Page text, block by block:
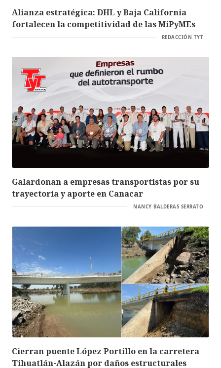
Alianza estratégica: DHL y Baja California
fortalecen la competitividad de las MiPyMEs
REDACCIÓN TYT
Galardonan a empresas transportistas por su
trayectoria y aporte en Canacar
NANCY BALDERAS SERRATO
Cierran puente López Portillo en la carretera
Tihuatlán-Alazán por daños estructurales